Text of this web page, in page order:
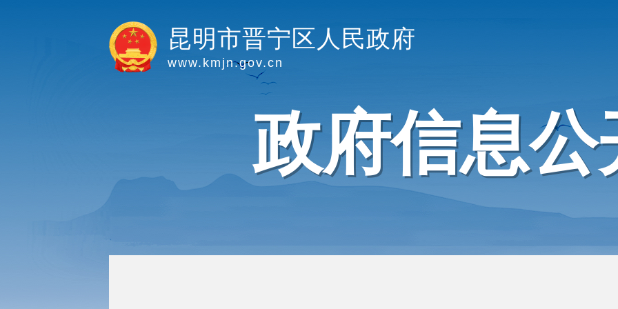
昆明市晋宁区人民政府
www.kmjn.gov.cn
政府信息公